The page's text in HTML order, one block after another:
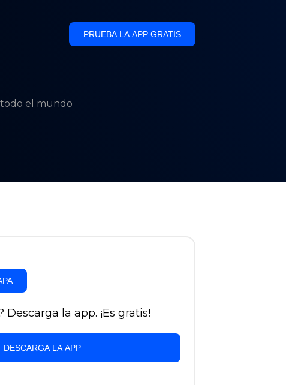
PRUEBA LA APP GRATIS
todo el mundo
Descarga la app. ¡Es gratis!
DESCARGA LA APP